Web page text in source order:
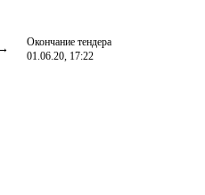
Окончание тендера
01.06.20, 17:22